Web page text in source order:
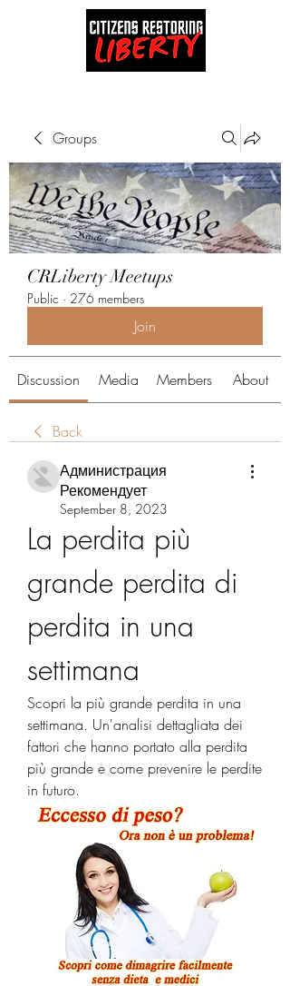
Groups
CRLiberty Meetups
Public · 276 members
Join
Discussion Media Members About
Back
Администрация
Рекомендует
September 8, 2023
La perdita più
grande perdita di
perdita in una
settimana
Scopri la più grande perdita in una
settimana. Un'analisi dettagliata dei
fattori che hanno portato alla perdita
più grande e come prevenire le perdite
in futuro.